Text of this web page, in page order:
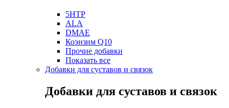
5HTP
ALA
DMAE
Коэнзим Q10
Прочие добавки
Показать все
Добавки для суставов и связок
Добавки для суставов и связок